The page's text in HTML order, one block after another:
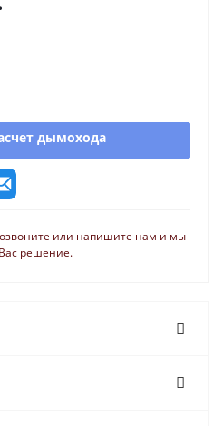
дымохода
или напишите нам и мы
решение.